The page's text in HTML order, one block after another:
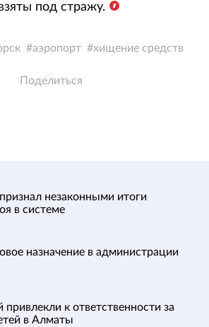
под стражу.
аэропорт хищение средств
Поделиться
незаконными итоги
в системе
назначение в администрации
к ответственности за
в Алматы